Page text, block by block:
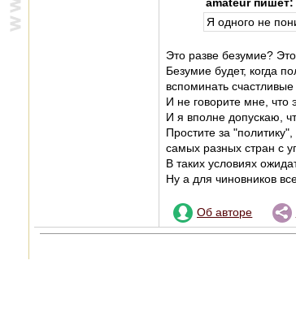
amateur пишет:
Я одного не
Это разве безумие?
Безумие будет, когда
вспоминать
И не говорите мне,
И я вполне допускаю,
Простите за
самых разных стран с
В таких условиях
Ну а для чиновников
Об авторе